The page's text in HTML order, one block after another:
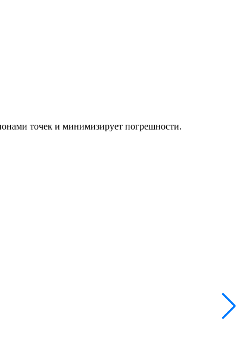
точек и минимизирует погрешности.